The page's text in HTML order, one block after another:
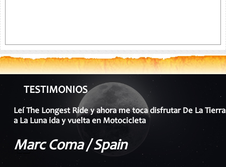
TESTIMONIOS
Leí The Longest Ride y ahora me toca disfrutar De La Tierra
a La Luna ida y vuelta en Motocicleta
Marc Coma / Spain